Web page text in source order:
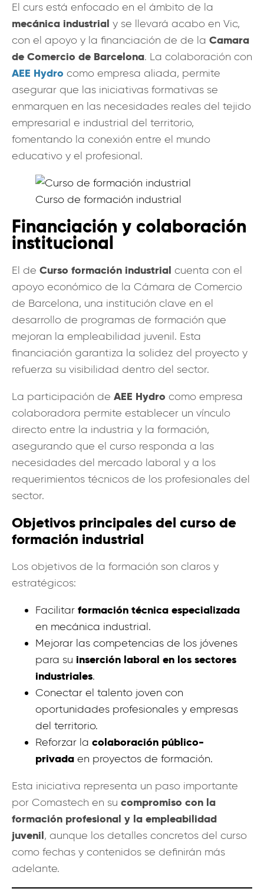
El curs está enfocado en el ámbito de la
mecánica industrial y se llevará acabo en Vic,
con el apoyo y la financiación de de la Camara
de Comercio de Barcelona. La colaboración con
AEE Hydro como empresa aliada, permite
asegurar que las iniciativas formativas se
enmarquen en las necesidades reales del tejido
empresarial e industrial del territorio,
fomentando la conexión entre el mundo
educativo y el profesional.
Curso de formación industrial
Financiación y colaboración
institucional
El de Curso formación industrial cuenta con el
apoyo económico de la Cámara de Comercio
de Barcelona, una institución clave en el
desarrollo de programas de formación que
mejoran la empleabilidad juvenil. Esta
financiación garantiza la solidez del proyecto y
refuerza su visibilidad dentro del sector.
La participación de AEE Hydro como empresa
colaboradora permite establecer un vínculo
directo entre la industria y la formación,
asegurando que el curso responda a las
necesidades del mercado laboral y a los
requerimientos técnicos de los profesionales del
sector.
Objetivos principales del curso de
formación industrial
Los objetivos de la formación son claros y
estratégicos:
Facilitar formación técnica especializada
en mecánica industrial.
Mejorar las competencias de los jóvenes
para su inserción laboral en los sectores
industriales.
Conectar el talento joven con
oportunidades profesionales y empresas
del territorio.
Reforzar la colaboración público-
privada en proyectos de formación.
Esta iniciativa representa un paso importante
por Comastech en su compromiso con la
formación profesional y la empleabilidad
juvenil, aunque los detalles concretos del curso
como fechas y contenidos se definirán más
adelante.